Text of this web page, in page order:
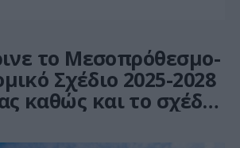
το Μεσοπρόθεσμο-
Σχέδιο 2025-2028
καθώς και το σχέδιο
2025